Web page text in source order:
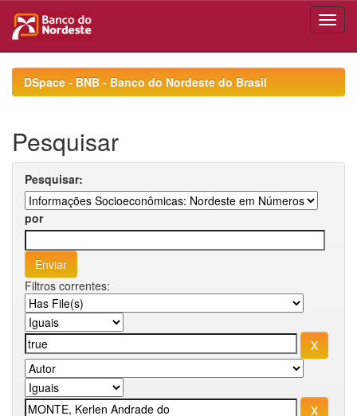
navigationDSpace - BNB - Banco do Nordeste do Brasil
Pesquisar
Pesquisar:
por
Filtros correntes: